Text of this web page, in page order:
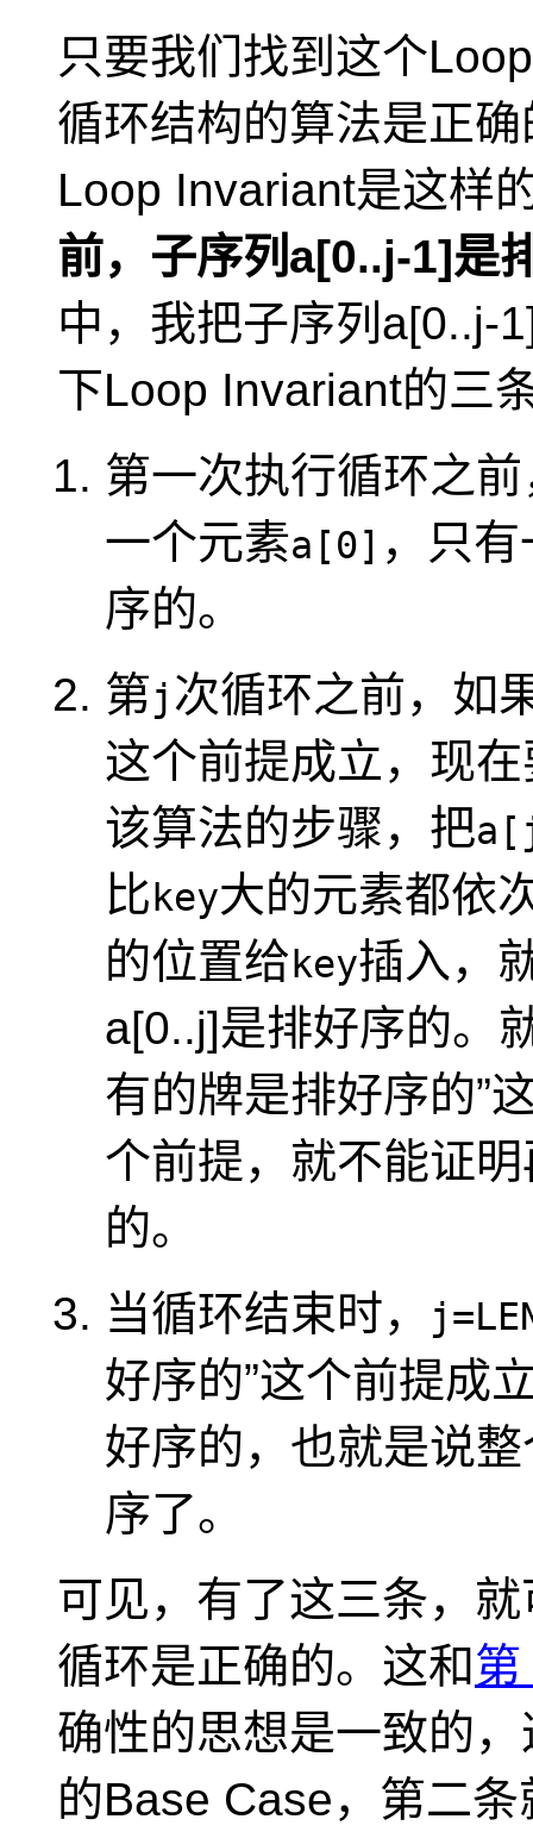
只要我们找到这个
循环结构的算法是正
Loop Invariant是这样
前，子序列a[0..j-1]是
中，我把子序列a[0..j-
下Loop Invariant的三
第一次执行循环之前
一个元素a[0] ，只
序的。
第j次循环之前，如
这个前提成立，现
该算法的步骤，把
比 key大的元素都依
的位置给 key插入，
a[0..j]是排好序的。
有的牌是排好序的”
个前提，就不能证
的。
当循环结束时，
好序的”这个前提成
好序的，也就是说
序了。
可见，有了这三条，
循环是正确的。这和第
确性的思想是一致的
的Base Case，第二